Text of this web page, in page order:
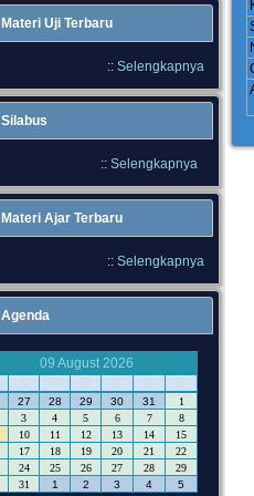
Materi Uji Terbaru
:: Selengkapnya
Silabus
:: Selengkapnya
Materi Ajar Terbaru
:: Selengkapnya
Agenda
09 August 2026
S S R K J S
27 28 29 30 31
1
3 4 5 6 7
8
10 11 12 13 14
15
17 18 19 20 21
22
24 25 26 27 28
29
31 1 2 3 4 5